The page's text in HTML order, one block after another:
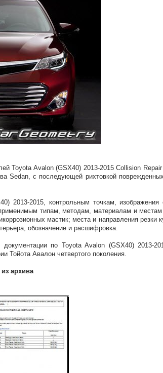
Toyota Avalon (GSX40) 2013-2015 Collision Repair
Sedan, с последующей рихтовкой
2013-2015, контрольным точкам, изображения
типам, методам, материалам и местам
мастик; места и направления резки
обозначение и расшифровка.
по Toyota Avalon (GSX40) 2013-
Тойота Авалон четвертого поколения.
архива